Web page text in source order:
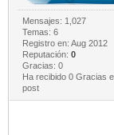
Mensajes: 1,027
Temas: 6
Registro en: Aug 2012
Reputación: 0
Gracias: 0
Ha recibido 0 Gracias
post